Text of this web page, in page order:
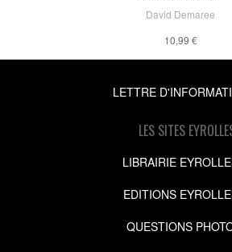
David Demaree
10,99 €
LETTRE
LES SITES
LIBRAIRIE
EDITIONS
QUESTIONS